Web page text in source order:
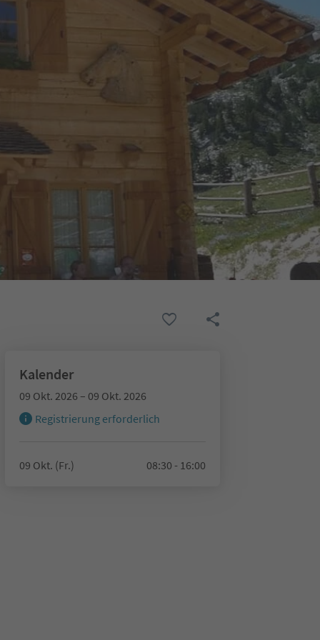
Kalender
09 Okt. 2026 – 09 Okt. 2026
Registrierung erforderlich
09 Okt. (Fr.) 08:30 - 16:00